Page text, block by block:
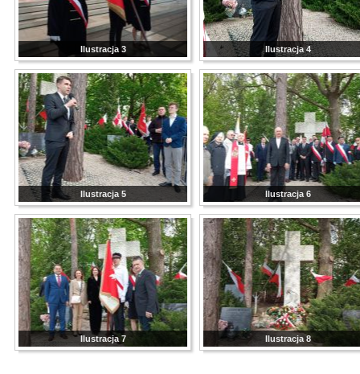
Ilustracja 3 Ilustracja 4
Ilustracja 5 Ilustracja 6
Ilustracja 7 Ilustracja 8